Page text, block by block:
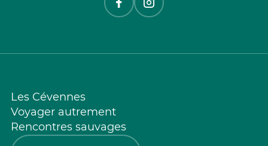
Les Cévennes
Voyager autrement
Rencontres sauvages